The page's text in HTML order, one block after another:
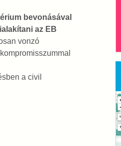
bevonásával
az EB
vonzó
a civil